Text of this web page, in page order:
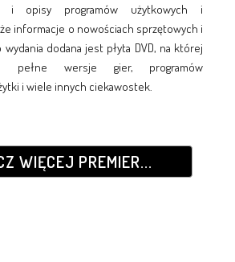
i opisy programów użytkowych i
informacje o nowościach sprzętowych i
wydania dodana jest płyta DVD, na której
pełne wersje gier, programów
i wiele innych ciekawostek.
WIĘCEJ PREMIER...